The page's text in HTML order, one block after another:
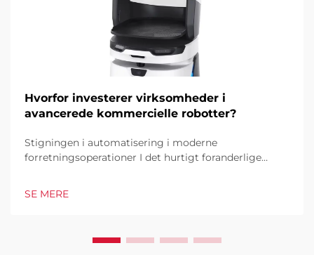
Hvorfor investerer virksomheder i
avancerede kommercielle robotter?
Stigningen i automatisering i moderne
forretningsoperationer I det hurtigt foranderlige
excellence. Disse sofistikerede maskiner
SE MERE